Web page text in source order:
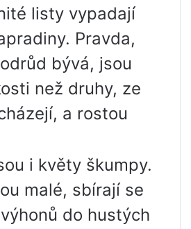
listy vypadají
Pravda,
bývá, jsou
než druhy, ze
a rostou
i květy škumpy.
malé, sbírají se
do hustých